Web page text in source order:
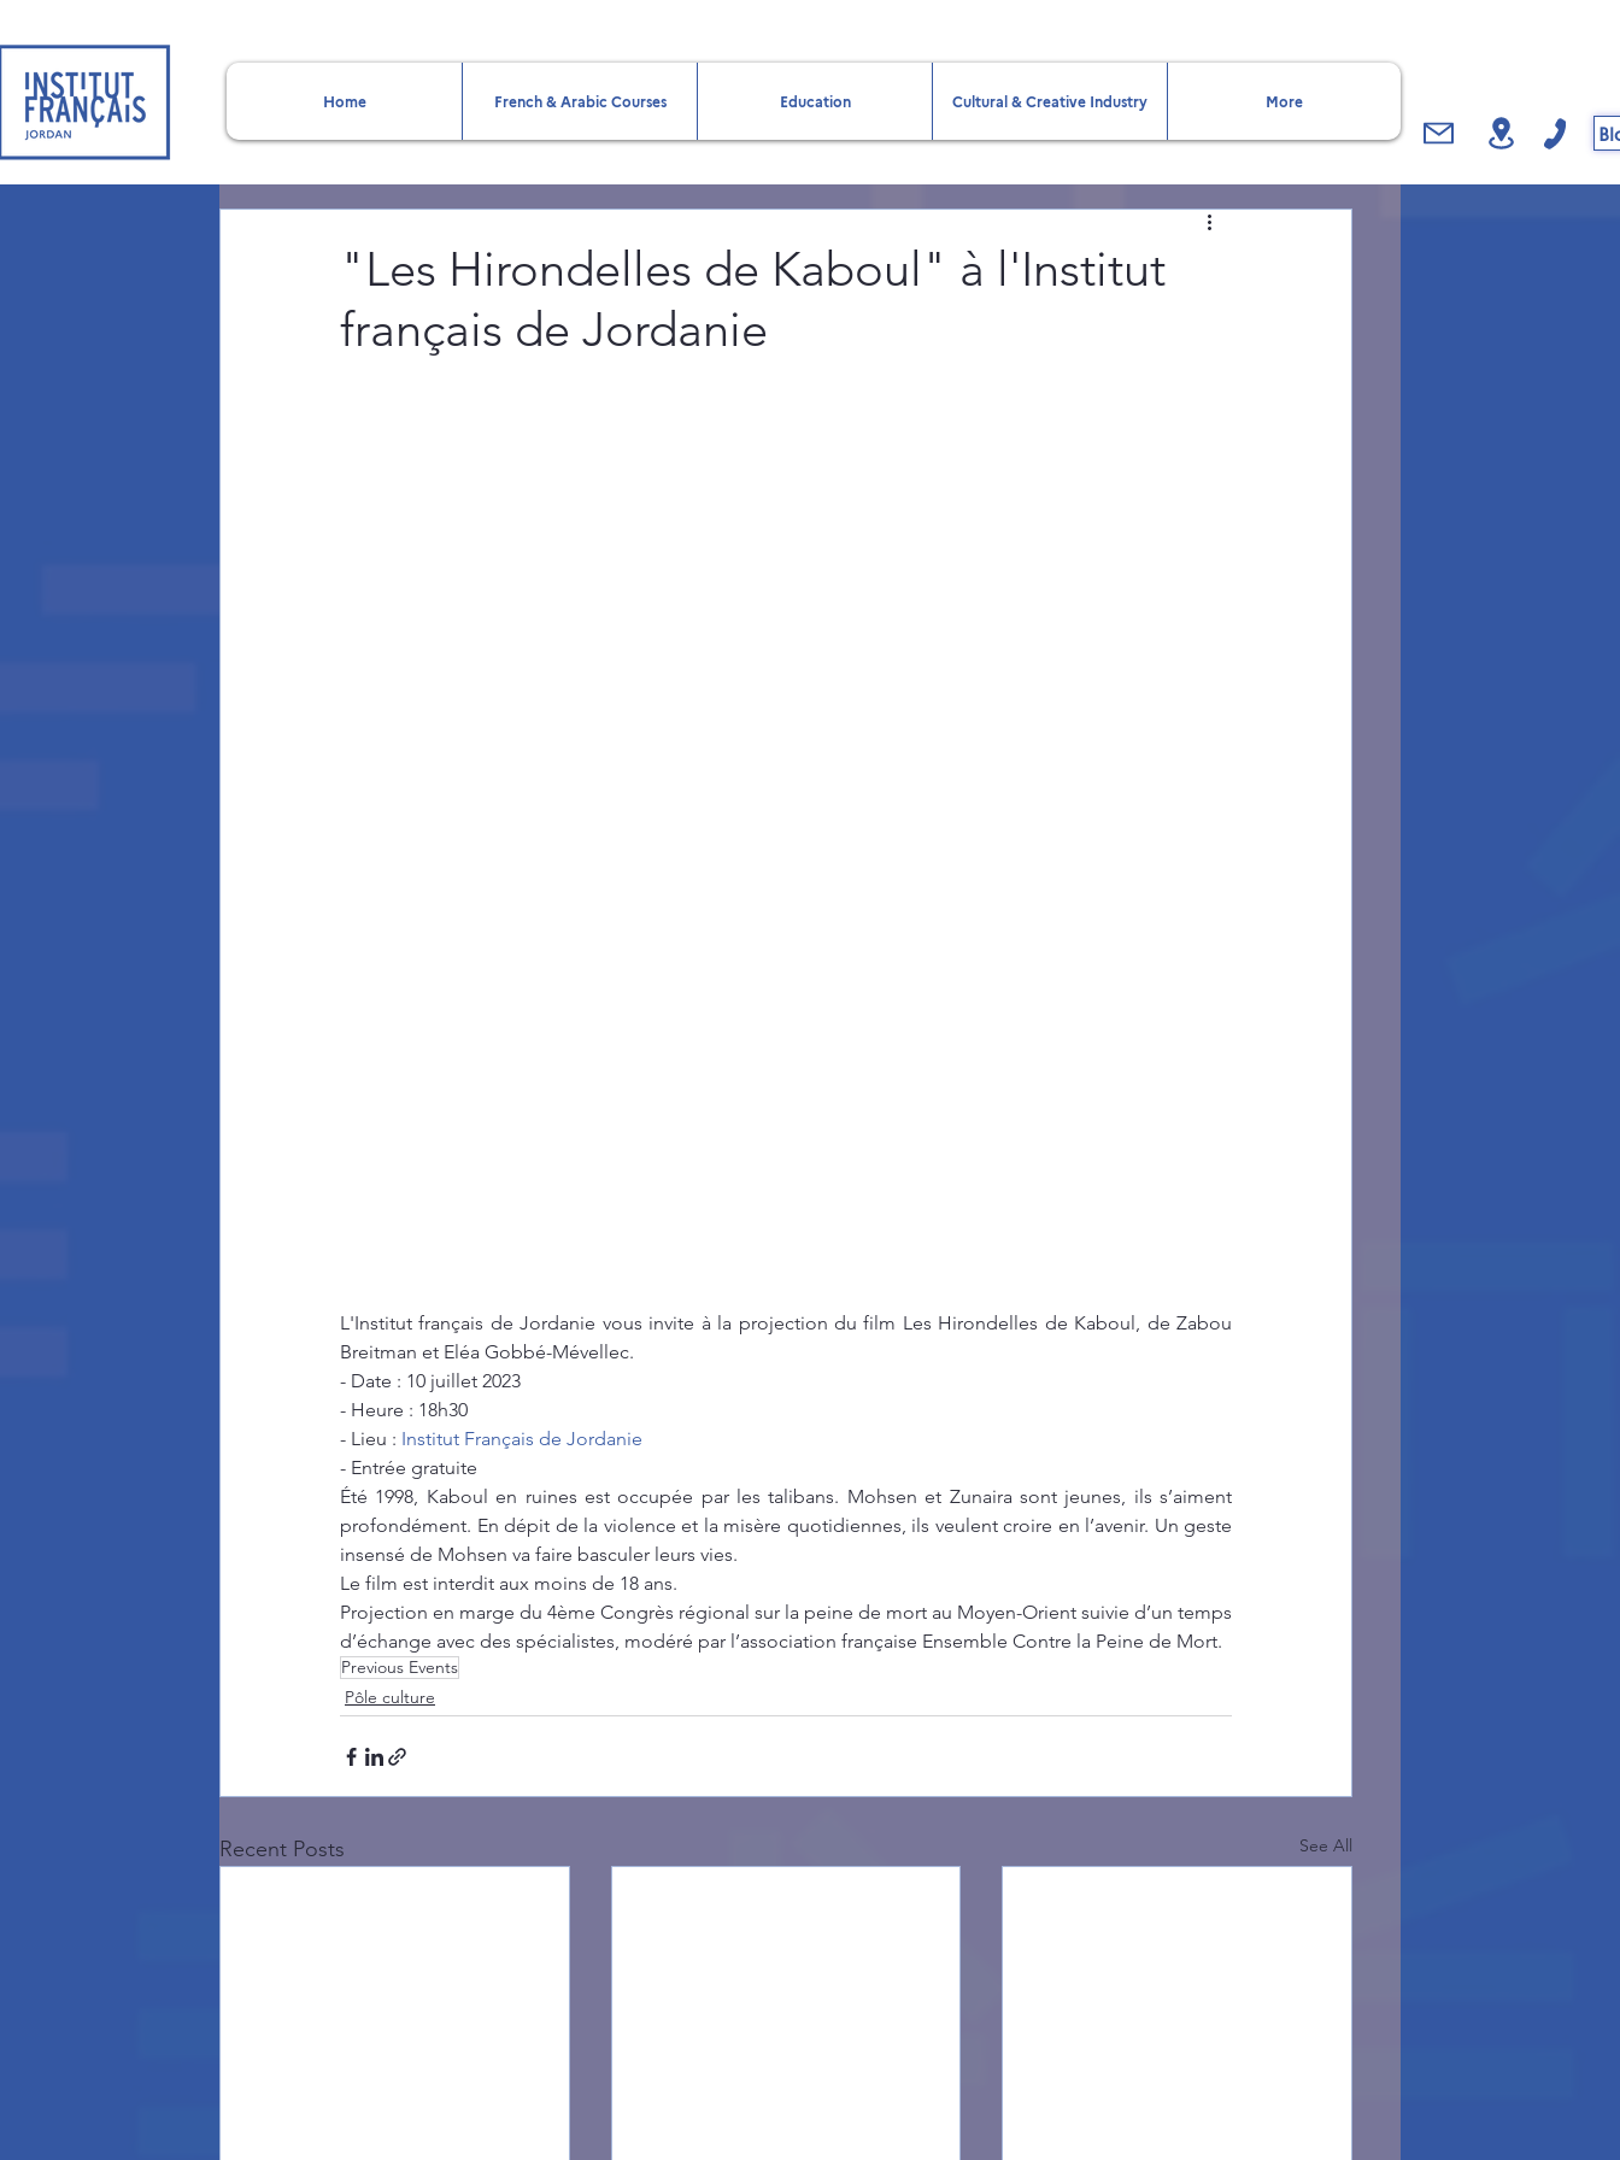
Home French & Arabic Courses Education Cultural & Creative Industry More
"Les Hirondelles de Kaboul" à l'Institut
français de Jordanie
L'Institut français de Jordanie vous invite à la projection du film Les Hirondelles de Kaboul, de Zabou
Breitman et Eléa Gobbé-Mévellec.
- Date : 10 juillet 2023
- Heure : 18h30
- Lieu : Institut Français de Jordanie
- Entrée gratuite
Été 1998, Kaboul en ruines est occupée par les talibans. Mohsen et Zunaira sont jeunes, ils s’aiment
profondément. En dépit de la violence et la misère quotidiennes, ils veulent croire en l’avenir. Un geste
insensé de Mohsen va faire basculer leurs vies.
Le film est interdit aux moins de 18 ans.
Projection en marge du 4ème Congrès régional sur la peine de mort au Moyen-Orient suivie d’un temps
d’échange avec des spécialistes, modéré par l’association française Ensemble Contre la Peine de Mort.
Previous Events
Pôle culture
Recent Posts See All